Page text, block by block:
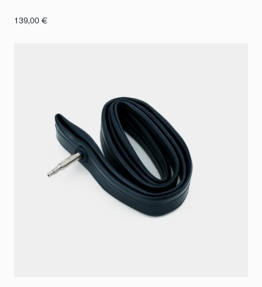
139,00 €